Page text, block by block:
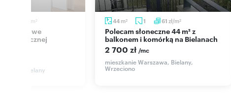
zł/m 2
klimatycznej
Bielany
44 m2 1 61 zł/m2
Polecam słoneczne 44 m² z
balkonem i komórką na Bielanach
2 700 zł /mc
mieszkanie Warszawa, Bielany,
Wrzeciono